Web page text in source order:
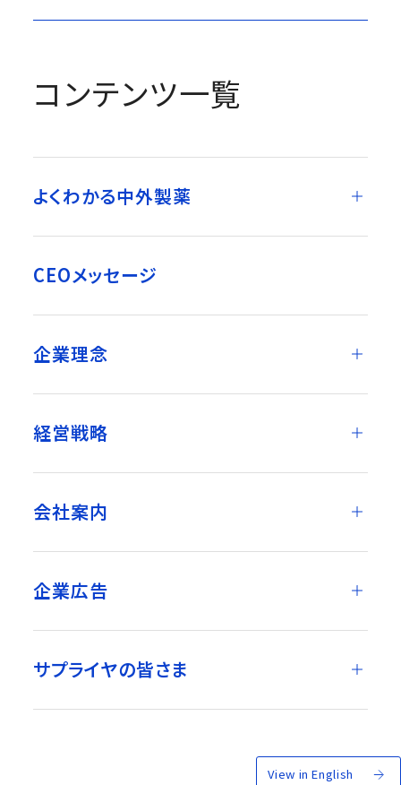
コンテンツ一覧
よくわかる中外製薬
CEOメッセージ
企業理念
経営戦略
会社案内
企業広告
サプライヤの皆さま
View in English